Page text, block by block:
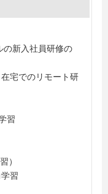
の新入社員研修の
宅でのリモート研
習
）
習